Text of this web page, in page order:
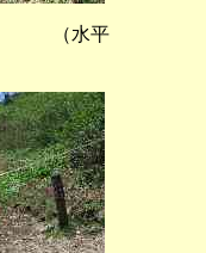
（水平